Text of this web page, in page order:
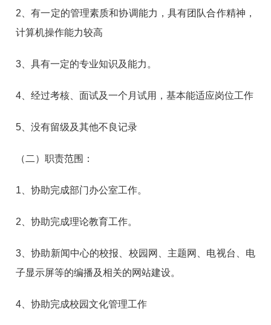
2、有一定的管理素质和协调能力，具有团队合作精神，
计算机操作能力较高
3、具有一定的专业知识及能力。
4、经过考核、面试及一个月试用，基本能适应岗位工作
5、没有留级及其他不良记录
（二）职责范围：
1、协助完成部门办公室工作。
2、协助完成理论教育工作。
3、协助新闻中心的校报、校园网、主题网、电视台、电
子显示屏等的编播及相关的网站建设。
4、协助完成校园文化管理工作